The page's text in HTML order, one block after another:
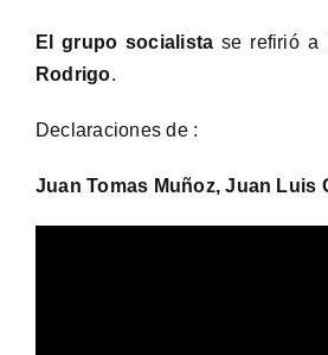
El grupo socialistase refirió a
Rodrigo.
Declaraciones de :
Juan Tomas Muñoz, Juan Luis